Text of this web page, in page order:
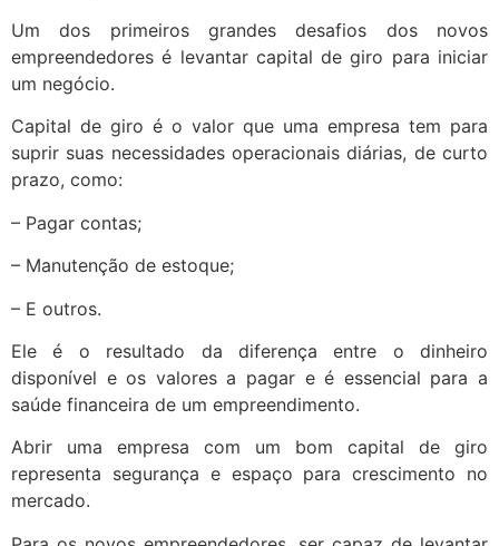
Um dos primeiros grandes desafios dos novos
empreendedores é levantar capital de giro para iniciar
um negócio.
Capital de giro é o valor que uma empresa tem para
suprir suas necessidades operacionais diárias, de curto
prazo, como:
– Pagar contas;
– Manutenção de estoque;
– E outros.
Ele é o resultado da diferença entre o dinheiro
disponível e os valores a pagar e é essencial para a
saúde financeira de um empreendimento.
Abrir uma empresa com um bom capital de giro
representa segurança e espaço para crescimento no
mercado.